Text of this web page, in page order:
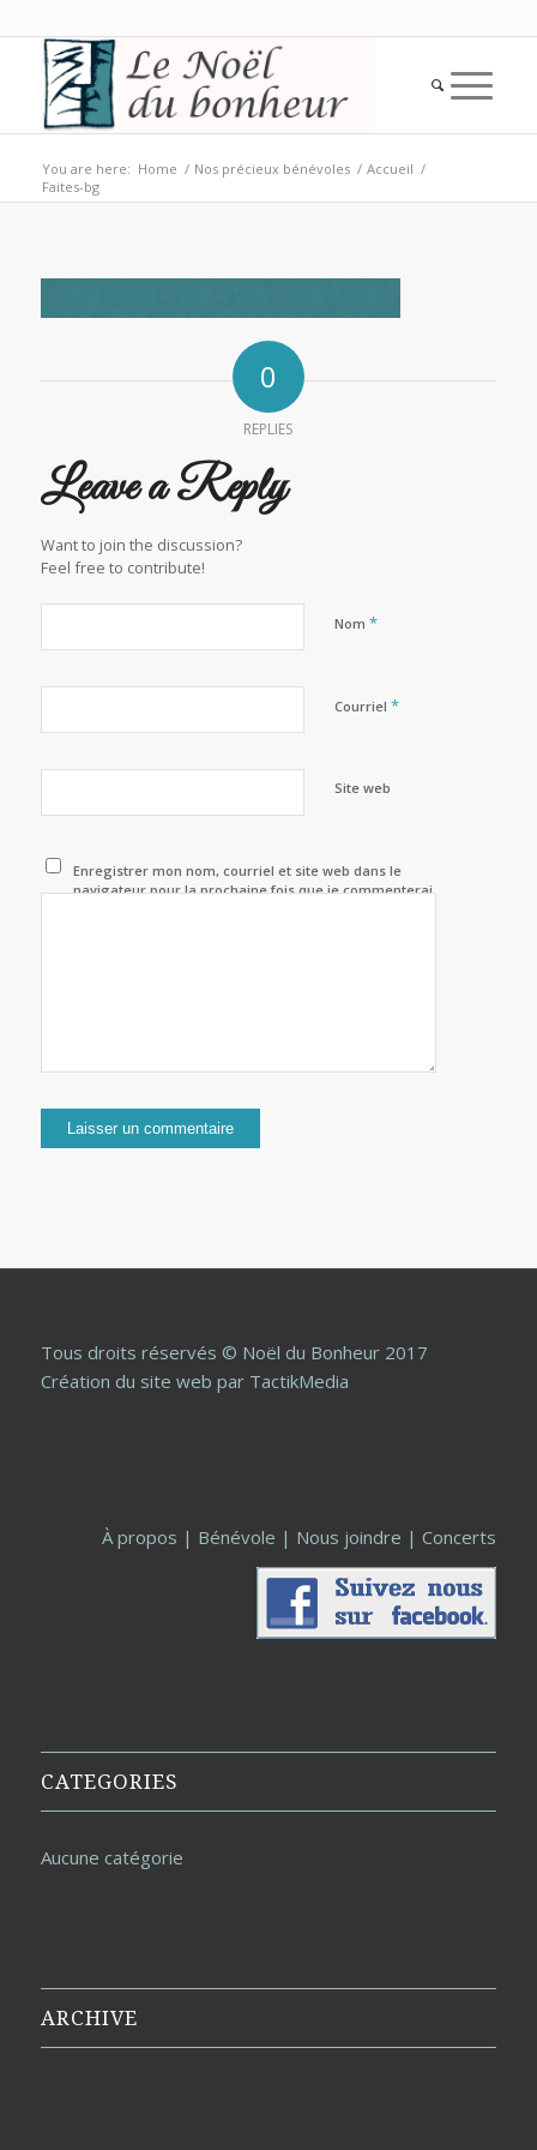
You are here: Home / Nos précieux bénévoles / Accueil /
Faites-bg
0
REPLIES
Leave a Reply
Want to join the discussion?
Feel free to contribute!
Nom *
Courriel *
Site web
Enregistrer mon nom, courriel et site web dans le
navigateur pour la prochaine fois que je commenterai.
Tous droits réservés © Noël du Bonheur 2017
Création du site web par TactikMedia
À propos | Bénévole | Nous joindre |Concerts
CATEGORIES
Aucune catégorie
ARCHIVE